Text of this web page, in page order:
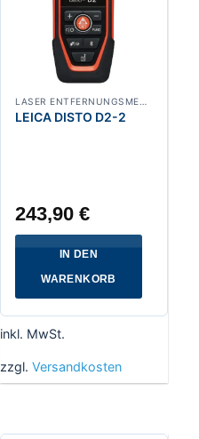
LEICA DISTO D2-2
243,90€
IN DEN
WARENKORB
inkl. MwSt.
zzgl. Versandkosten